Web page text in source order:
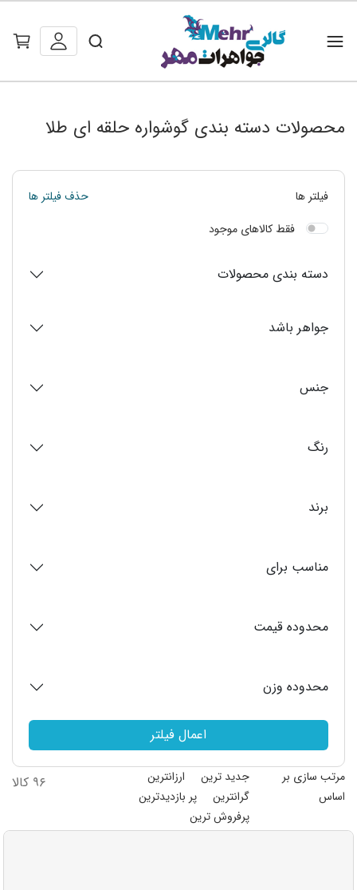
محصولات دسته بندی گوشواره حلقه ای طلا
فیلتر ها
حذف فیلتر ها
فقط کالاهای موجود
دسته بندی محصولات
جواهر باشد
جنس
رنگ
برند
مناسب برای
محدوده قیمت
محدوده وزن
اعمال فیلتر
مرتب سازی بر
اساس
جدید ترین
ارزانترین
گرانترین
پر بازدیدترین
پرفروش ترین
۹۶ کالا